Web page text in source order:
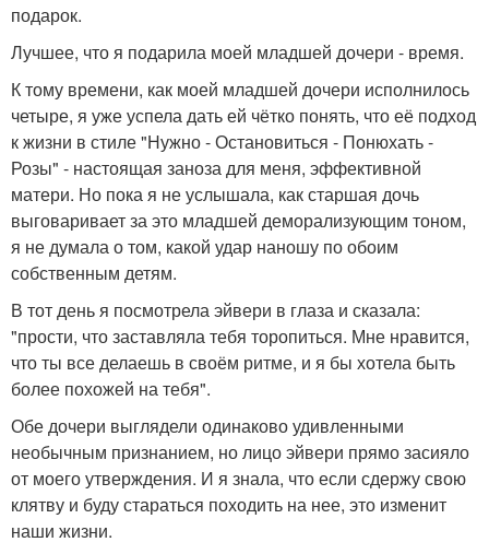
подарок.
Лучшее, что я подарила моей младшей дочери - время.
К тому времени, как моей младшей дочери исполнилось
четыре, я уже успела дать ей чётко понять, что её подход
к жизни в стиле "Нужно - Остановиться - Понюхать -
Розы" - настоящая заноза для меня, эффективной
матери. Но пока я не услышала, как старшая дочь
выговаривает за это младшей деморализующим тоном,
я не думала о том, какой удар наношу по обоим
собственным детям.
В тот день я посмотрела эйвери в глаза и сказала:
"прости, что заставляла тебя торопиться. Мне нравится,
что ты все делаешь в своём ритме, и я бы хотела быть
более похожей на тебя".
Обе дочери выглядели одинаково удивленными
необычным признанием, но лицо эйвери прямо засияло
от моего утверждения. И я знала, что если сдержу свою
клятву и буду стараться походить на нее, это изменит
наши жизни.